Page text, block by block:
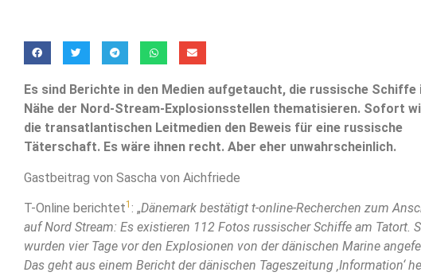
Es sind Berichte in den Medien aufgetaucht, die russische Schiffe
Nähe der Nord-Stream-Explosionsstellen thematisieren. Sofort
die transatlantischen Leitmedien den Beweis für eine russische
Täterschaft. Es wäre ihnen recht. Aber eher unwahrscheinlich.
Gastbeitrag von Sascha von Aichfriede
T-Online berichtet1 : „Dänemark bestätigt t-online-Recherchen zum
auf Nord Stream: Es existieren 112 Fotos russischer Schiffe am Tatort.
wurden vier Tage vor den Explosionen von der dänischen Marine
Das geht aus einem Bericht der dänischen Tageszeitung ‚Information‘